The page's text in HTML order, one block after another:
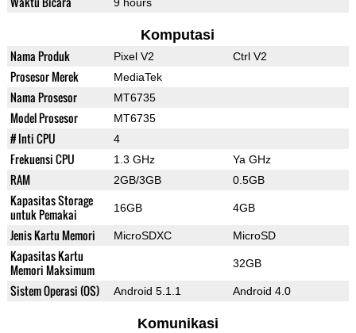
Komputasi
Nama Produk Pixel V2 Ctrl V2
Prosesor Merek MediaTek
Nama Prosesor MT6735
Model Prosesor MT6735
# Inti CPU 4
Frekuensi CPU 1.3 GHz Ya GHz
RAM 2GB/3GB 0.5GB
Kapasitas Storage
untuk Pemakai
16GB 4GB
Jenis Kartu Memori MicroSDXC MicroSD
Kapasitas Kartu
Memori Maksimum
32GB
Sistem Operasi (OS) Android 5.1.1 Android 4.0
Komunikasi